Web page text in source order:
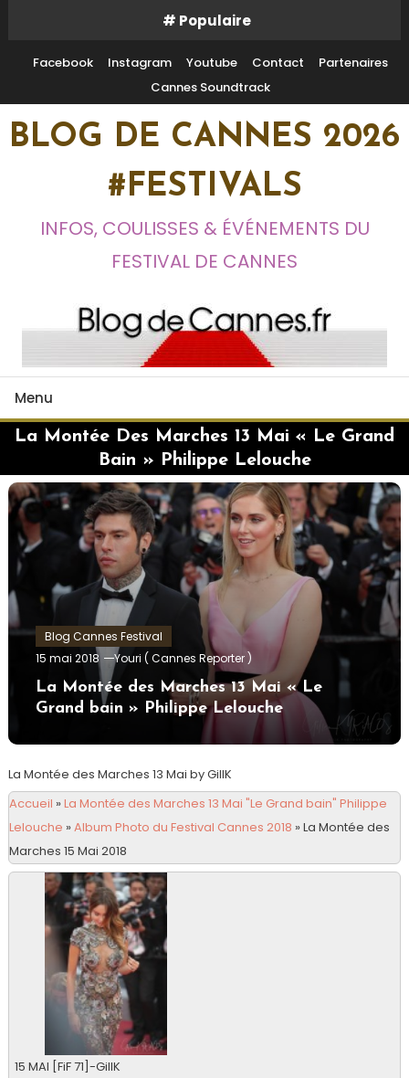
Content
# Populaire
Facebook Instagram Youtube Contact
Partenaires
Cannes Soundtrack
BLOG DE CANNES 2026
#FESTIVALS
INFOS, COULISSES & ÉVÉNEMENTS DU
FESTIVAL DE CANNES
Menu
La Montée Des Marches 13 Mai « Le Grand
Bain » Philippe Lelouche
Blog Cannes Festival
15 mai 2018
Youri ( Cannes Reporter )
La Montée des Marches 13 Mai « Le
Grand bain » Philippe Lelouche
La Montée des Marches 13 Mai by GillK
Accueil »La Montée des Marches 13 Mai "Le Grand bain" Philippe
Lelouche »Album Photo du Festival Cannes 2018 »La Montée des
Marches 15 Mai 2018
15 MAI [FiF 71]-GillK